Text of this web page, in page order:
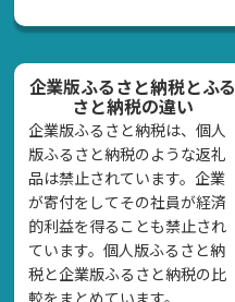
企業版ふるさと納税とふる
さと納税の違い
企業版ふるさと納税は、個人
版ふるさと納税のような返礼
品は禁止されています。企業
が寄付をしてその社員が経済
的利益を得ることも禁止され
ています。個人版ふるさと納
税と企業版ふるさと納税の比